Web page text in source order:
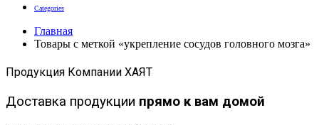
Categories
Главная
Товары с меткой «укрепление сосудов головного мозга»
Продукция Компании ХАЯТ
Доставка продукции прямо к вам домой